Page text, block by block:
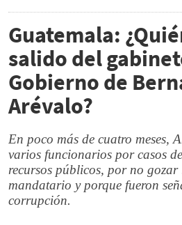
Guatemala:
salido del
Gobierno de
Arévalo?
En poco más de cuatro meses,
varios funcionarios por casos
recursos públicos, por no
mandatario y porque fueron
corrupción.